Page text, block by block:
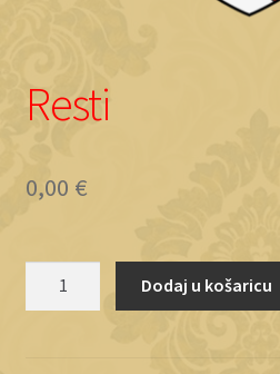
Resti
0,00 €
Dodaj u košaricu